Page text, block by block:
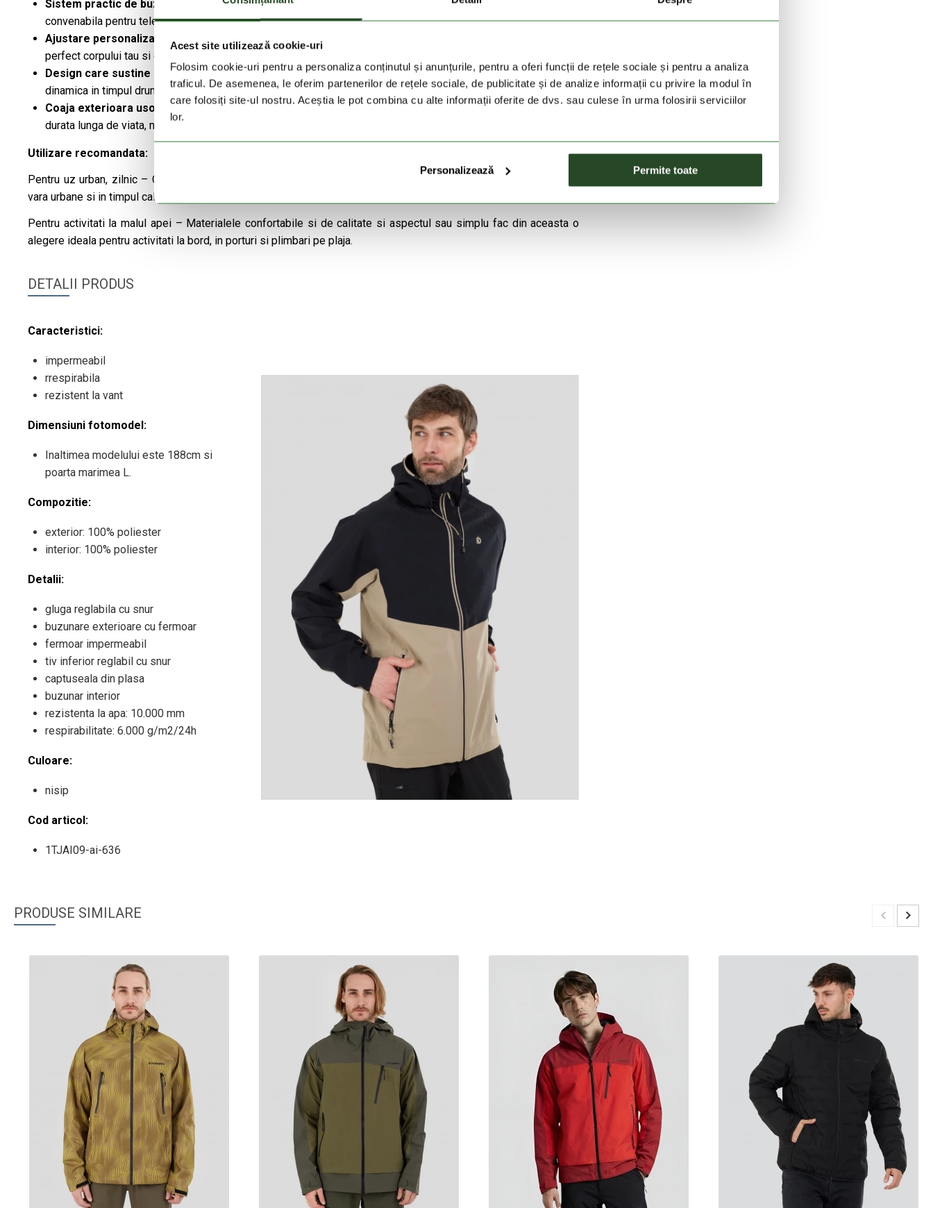
Acest site utilizează cookie-uri
Folosim cookie-uri pentru a personaliza conținutul și anunțurile, pentru a oferi funcții de rețele sociale și pentru a analiza
traficul. De asemenea, le oferim partenerilor de rețele sociale, de publicitate și de analize informații cu privire la modul în
care folosiți site-ul nostru. Aceștia le pot combina cu alte informații oferite de dvs. sau culese în urma folosirii serviciilor
lor.
Personalizează Permite toate
Sistem practic de buzunare:
Buzunarele exterioare cu fermoar si buzunarul interior ofera depozitare
convenabila pentru telefon, harta sau alte echipamente esentiale.
Ajustare personalizabila:
Gluga si marginea inferioara ajustabile cu snur permit jachetei sa se adapteze
perfect corpului tau si conditiilor meteorologice.
Design care sustine miscarea libera:Croiala confortabila si structura usoara a materialului permit miscare
dinamica in timpul drumetiilor, fara a strange sau a obstructiona.
Coaja exterioara usoara, dar durabila:Materialul din poliester rezistent si captuseala din plasa asigura o
durata lunga de viata, mentinand in acelasi timp usurinta si portabilitatea jachetei.
Utilizare recomandata:
Pentru uz urban, zilnic – Culorile discrete si designul atemporal ofera un aspect increzator si stilat in zilele de
vara urbane si in timpul calatoriilor.
Pentru activitati la malul apei – Materialele confortabile si de calitate si aspectul sau simplu fac din aceasta o
alegere ideala pentru activitati la bord, in porturi si plimbari pe plaja.
DETALII PRODUS
Caracteristici:
impermeabil
rrespirabila
rezistent la vant
Dimensiuni fotomodel:
Inaltimea modelului este 188cm si
poarta marimea L.
Compozitie:
exterior: 100% poliester
interior: 100% poliester
Detalii:
gluga reglabila cu snur
buzunare exterioare cu fermoar
fermoar impermeabil
tiv inferior reglabil cu snur
captuseala din plasa
buzunar interior
rezistenta la apa: 10.000 mm
respirabilitate: 6.000 g/m2/24h
Culoare:
nisip
Cod articol:
1TJAI09-ai-636
PRODUSE SIMILARE